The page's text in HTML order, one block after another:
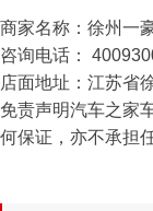
商家名称：徐州一
咨询电话：
店面地址：江苏省
免责声明汽车之家
何保证，亦不承担